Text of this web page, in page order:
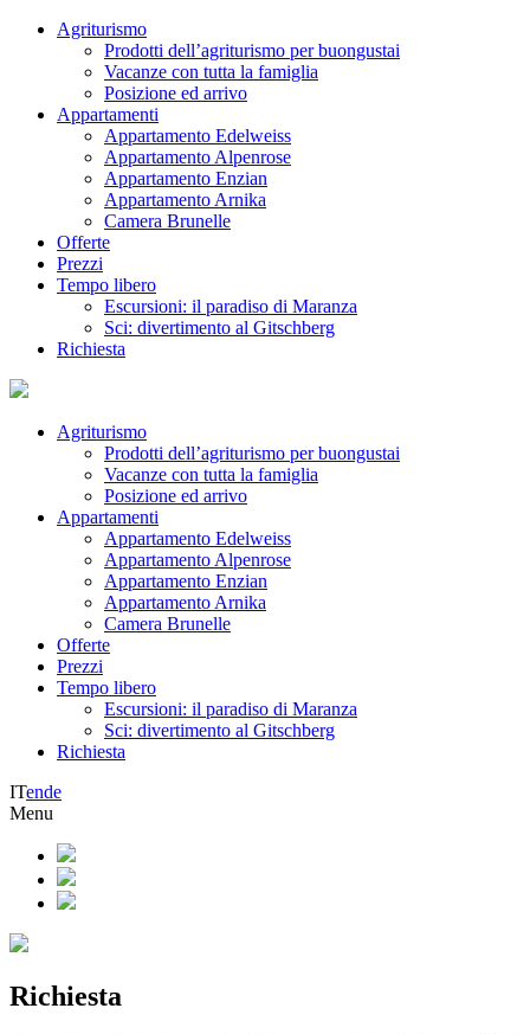
Agriturismo
Prodotti dell’agriturismo per buongustai
Vacanze con tutta la famiglia
Posizione ed arrivo
Appartamenti
Appartamento Edelweiss
Appartamento Alpenrose
Appartamento Enzian
Appartamento Arnika
Camera Brunelle
Offerte
Prezzi
Tempo libero
Escursioni: il paradiso di Maranza
Sci: divertimento al Gitschberg
Richiesta
Agriturismo
Prodotti dell’agriturismo per buongustai
Vacanze con tutta la famiglia
Posizione ed arrivo
Appartamenti
Appartamento Edelweiss
Appartamento Alpenrose
Appartamento Enzian
Appartamento Arnika
Camera Brunelle
Offerte
Prezzi
Tempo libero
Escursioni: il paradiso di Maranza
Sci: divertimento al Gitschberg
Richiesta
ITende
Menu
Richiesta